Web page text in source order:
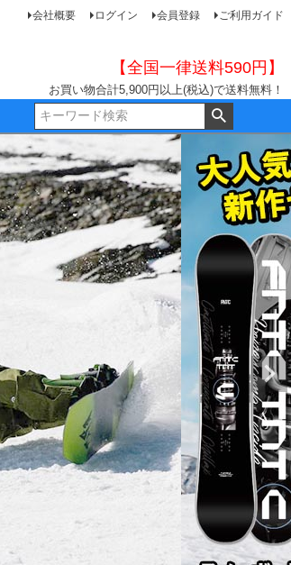
会社概要 ログイン 会員登録 ご利用ガイド
【全国一律送料590円】
お買い物合計5,900円以上(税込)で送料無料！